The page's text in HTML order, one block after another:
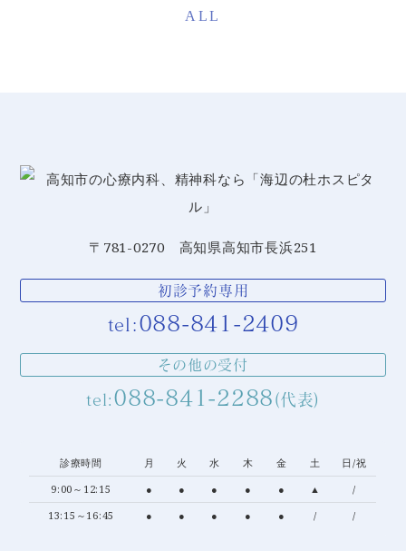
ALL
〒781-0270 高知県高知市長浜251
初診予約専用
tel:088-841-2409
その他の受付
tel:088-841-2288(代表)
診療時間 月 火 水 木 金 土
日/祝
9:00～12:15
● ● ● ● ● ▲
/
13:15～16:45
● ● ● ● ● / /